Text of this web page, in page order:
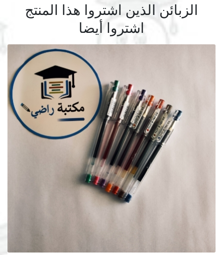
الزبائن الذين اشتروا هذا المنتج
اشتروا أيضا